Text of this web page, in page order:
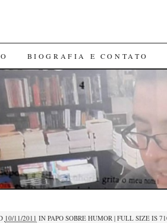
BIOGRAFIA E CONTATO
10/11/2011 IN PAPO SOBRE HUMOR |FULL SIZE IS